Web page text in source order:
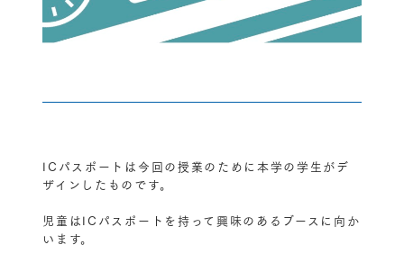
ICパスポートは今回の授業のために本学の学生がデ
ザインしたものです。
児童はICパスポートを持って興味のあるブースに向か
います。